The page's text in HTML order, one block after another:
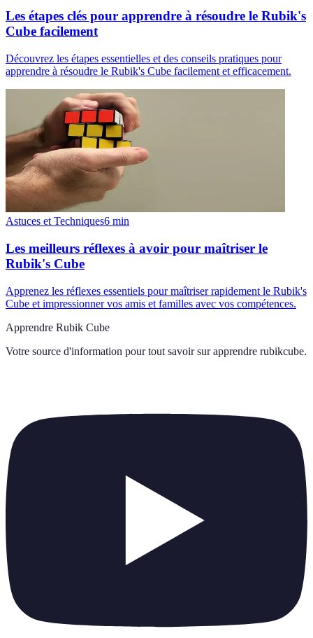
Les étapes clés pour apprendre à résoudre le Rubik's
Cube facilement
Découvrez les étapes essentielles et des conseils pratiques pour
apprendre à résoudre le Rubik's Cube facilement et efficacement.
Astuces et Techniques6 min
Les meilleurs réflexes à avoir pour maîtriser le
Rubik's Cube
Apprenez les réflexes essentiels pour maîtriser rapidement le Rubik's
Cube et impressionner vos amis et familles avec vos compétences.
Apprendre Rubik Cube
Votre source d'information pour tout savoir sur apprendre rubikcube.